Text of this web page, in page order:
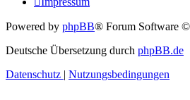
Powered by phpBB® Forum Software
Deutsche Übersetzung durch phpBB.de
Datenschutz | Nutzungsbedingungen